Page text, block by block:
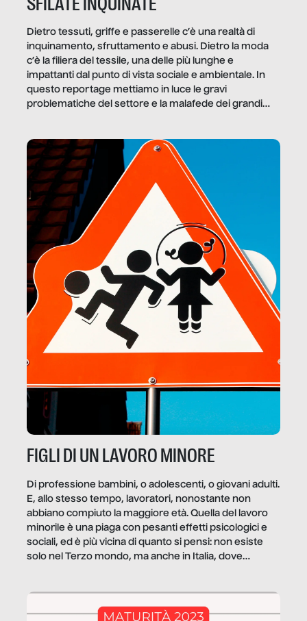
Dietro tessuti, griffe e passerelle c’è una realtà di
inquinamento, sfruttamento e abusi. Dietro la moda
c’è la filiera del tessile, una delle più lunghe e
impattanti dal punto di vista sociale e ambientale. In
questo reportage mettiamo in luce le gravi
problematiche del settore e la malafede dei grandi
FIGLI DI UN LAVORO MINORE
Di professione bambini, o adolescenti, o giovani adulti.
E, allo stesso tempo, lavoratori, nonostante non
abbiano compiuto la maggiore età. Quella del lavoro
minorile è una piaga con pesanti effetti psicologici e
sociali, ed è più vicina di quanto si pensi: non esiste
solo nel Terzo mondo, ma anche in Italia, dove